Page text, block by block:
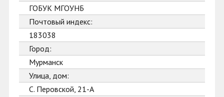
ГОБУК МГОУНБ
Почтовый индекс:
183038
Город:
Мурманск
Улица, дом:
С. Перовской, 21-А